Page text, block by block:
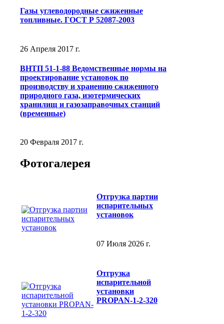
Газы углеводородные сжиженные
топливные. ГОСТ Р 52087-2003
26 Апреля 2017 г.
ВНТП 51-1-88 Ведомственные нормы на
проектирование установок по
производству и хранению сжиженного
природного газа, изотермических
хранилищ и газозаправочных станций
(временные)
20 Февраля 2017 г.
Фотогалерея
Отгрузка партии
испарительных
установок
07 Июля 2026 г.
Отгрузка
испарительной
установки
PROPAN-1-2-320